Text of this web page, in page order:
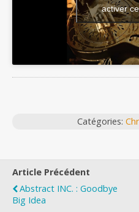
activer
Catégories:
Article Précédent
Abstract INC. : Goodbye
Big Idea